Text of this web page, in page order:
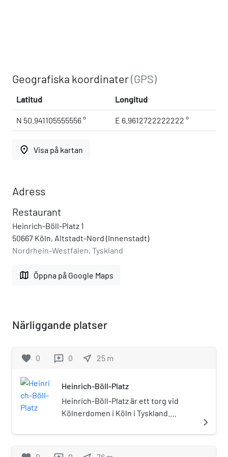
Geografiska koordinater(GPS)
Latitud Longitud
N 50.941105555556 ° E 6.9612722222222 °
place Visa på kartan
Adress
Restaurant
Heinrich-Böll-Platz 1
50667 Köln, Altstadt-Nord (Innenstadt)
Nordrhein-Westfalen, Tyskland
map Öppna på Google Maps
Närliggande platser
favorite 0 reviews 0 near_me 25 m
Heinrich-Böll-Platz
Heinrich-Böll-Platz är ett torg vid
Kölnerdomen i Köln i Tyskland.
om Kölnerdomens kor och sträcker
navigate_next